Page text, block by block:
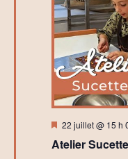
Atelier
Mis
avant
22 juillet @ 15 h